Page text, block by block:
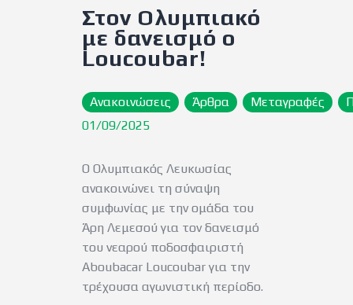
e-Shop
ΕΙΣΙΤΗΡΙΑ
Στον Ολυμπιακό
με δανεισμό ο
Loucoubar!
Ανακοινώσεις Άρθρα Μεταγραφές
01/09/2025
Ο Ολυμπιακός Λευκωσίας
ανακοινώνει τη σύναψη
συμφωνίας με την ομάδα του
Άρη Λεμεσού για τον δανεισμό
του νεαρού ποδοσφαιριστή
Aboubacar Loucoubar για την
τρέχουσα αγωνιστική περίοδο.